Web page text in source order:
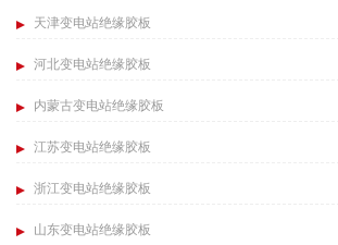
天津变电站绝缘胶板
河北变电站绝缘胶板
内蒙古变电站绝缘胶板
江苏变电站绝缘胶板
浙江变电站绝缘胶板
山东变电站绝缘胶板